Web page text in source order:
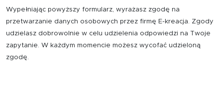
Wypełniając powyższy formularz, wyrażasz zgodę na
przetwarzanie danych osobowych przez firmę E-kreacja. Zgody
udzielasz dobrowolnie w celu udzielenia odpowiedzi na Twoje
zapytanie. W każdym momencie możesz wycofać udzieloną
zgodę.